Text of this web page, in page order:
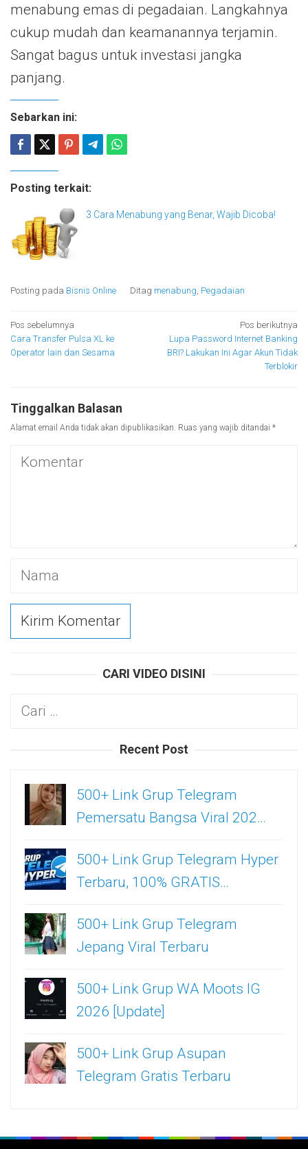
menabung emas di pegadaian. Langkahnya
cukup mudah dan keamanannya terjamin.
Sangat bagus untuk investasi jangka
panjang.
Sebarkan ini:
Posting terkait:
3 Cara Menabung yang Benar, Wajib Dicoba!
Posting pada Bisnis Online Ditag menabung Pegadaian
Navigasi
pos
Pos sebelumnya
Cara Transfer Pulsa XL ke
Operator lain dan Sesama
Pos berikutnya
Lupa Password Internet Banking
BRI? Lakukan Ini Agar Akun Tidak
Terblokir
Tinggalkan Balasan
Alamat email Anda tidak akan dipublikasikan. Ruas yang wajib ditandai *
CARI VIDEO DISINI
Cari
Recent Post
500+ Link Grup Telegram
Pemersatu Bangsa Viral 202…
500+ Link Grup Telegram Hyper
Terbaru, 100% GRATIS…
500+ Link Grup Telegram
Jepang Viral Terbaru
500+ Link Grup WA Moots IG
2026 [Update]
500+ Link Grup Asupan
Telegram Gratis Terbaru